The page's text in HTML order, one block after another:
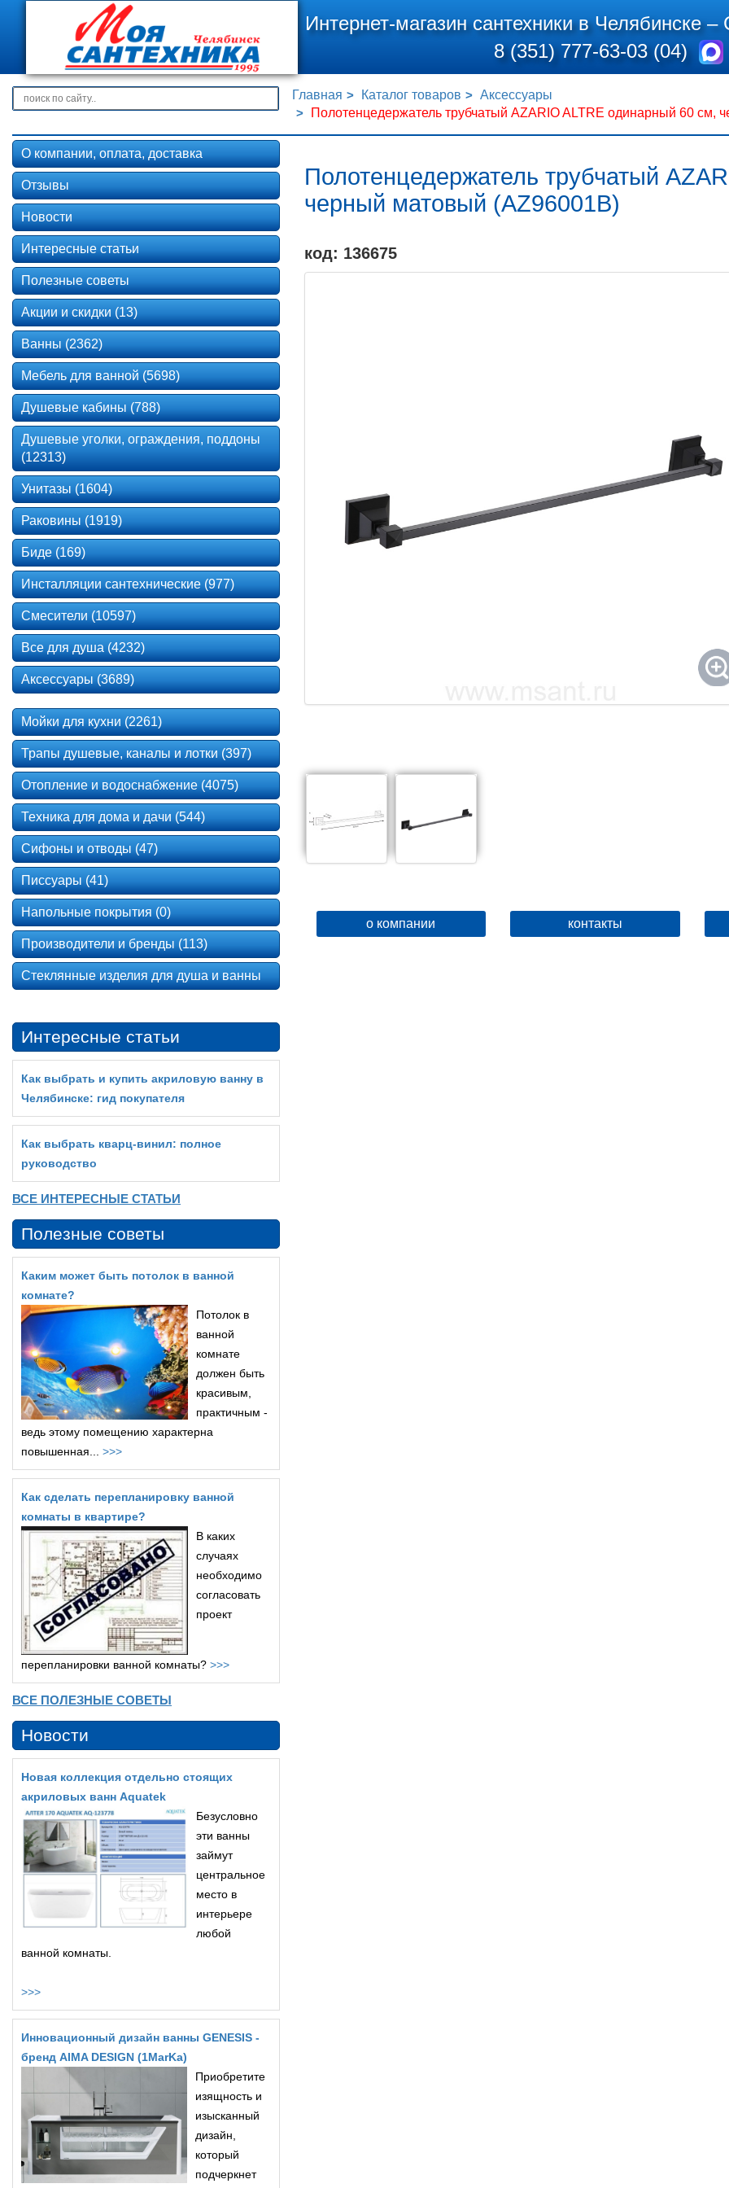
Интернет-магазин сантехники в Челябинске –
8 (351) 777-63-03 (04)
Главная Каталог товаров
Аксессуары
Полотенцедержатель трубчатый AZARIO ALTRE одинарный 60 см,
Полотенцедержатель трубчатый
черный матовый (AZ96001B)
код: 136675
о компании контакты
О компании, оплата, доставка
Отзывы
Новости
Интересные статьи
Полезные советы
Акции и скидки (13)
Ванны (2362)
Мебель для ванной (5698)
Душевые кабины (788)
Душевые уголки, ограждения, поддоны
(12313)
Унитазы (1604)
Раковины (1919)
Биде (169)
Инсталляции сантехнические (977)
Смесители (10597)
Все для душа (4232)
Аксессуары (3689)
Мойки для кухни (2261)
Трапы душевые, каналы и лотки (397)
Отопление и водоснабжение (4075)
Техника для дома и дачи (544)
Сифоны и отводы (47)
Писсуары (41)
Напольные покрытия (0)
Производители и бренды (113)
Стеклянные изделия для душа и ванны
Интересные статьи
Как выбрать и купить акриловую ванну в
Челябинске: гид покупателя
Как выбрать кварц‑винил: полное
руководство
ВСЕ ИНТЕРЕСНЫЕ СТАТЬИ
Полезные советы
Каким может быть потолок в ванной
комнате?
Потолок в
ванной
комнате
должен быть
красивым,
практичным -
ведь этому помещению характерна
повышенная... >>>
Как сделать перепланировку ванной
комнаты в квартире?
В каких
случаях
необходимо
согласовать
проект
перепланировки ванной комнаты? >>>
ВСЕ ПОЛЕЗНЫЕ СОВЕТЫ
Новости
Новая коллекция отдельно стоящих
акриловых ванн Aquatek
Безусловно
эти ванны
займут
центральное
место в
интерьере
любой
ванной комнаты.
>>>
Инновационный дизайн ванны GENESIS -
бренд AIMA DESIGN (1MarKa)
Приобретите
изящность и
изысканный
дизайн,
который
подчеркнет